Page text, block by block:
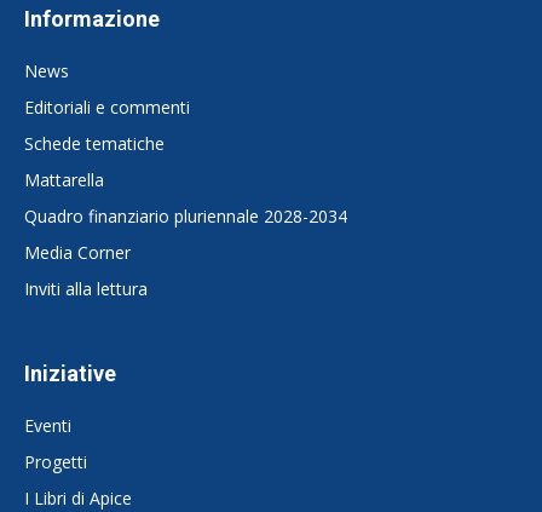
Informazione
News
Editoriali e commenti
Schede tematiche
Mattarella
Quadro finanziario pluriennale 2028-2034
Media Corner
Inviti alla lettura
Iniziative
Eventi
Progetti
I Libri di Apice